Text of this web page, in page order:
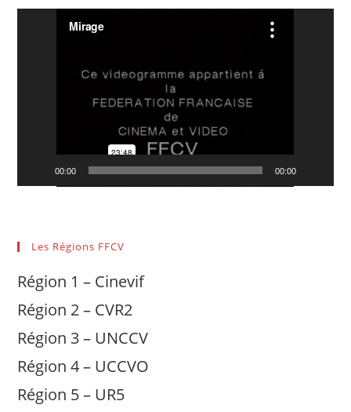
Lecteur
00:00 00:00
Les Régions FFCV
Région 1 – Cinevif
Région 2 – CVR2
Région 3 – UNCCV
Région 4 – UCCVO
Région 5 – UR5